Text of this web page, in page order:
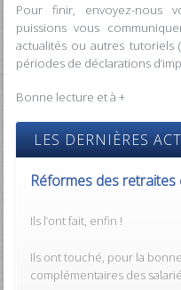
Pour finir, envoyez-nous
puissions vous
actualités ou autres tutoriels
périodes de déclarations
Bonne lecture et à +
LES DERNIÈRES
Réformes des
Ils l’ont fait, enfin !
Ils ont touché, pour la
complémentaires des